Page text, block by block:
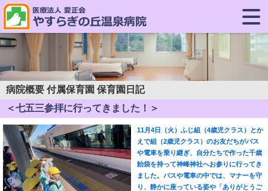
病院概要 付属保育園 保育園日記
＜七五三参拝に行ってきました！＞
11月4日（火）ふじ組（4歳児クラス）とか
えで組（2歳児クラス）のお友だちがバス
や電車を乗り継ぎ、自分たちで作った千歳
飴袋を持って神峰神社へお参りに行ってき
ました。バスや電車の中では、マナーを守
り、静かに座っている姿や「ありがとうご